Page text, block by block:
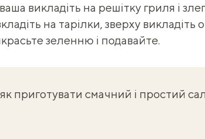
викладіть на решітку гриля і
на тарілки, зверху викладіть
зеленню і подавайте.
приготувати смачний і простий